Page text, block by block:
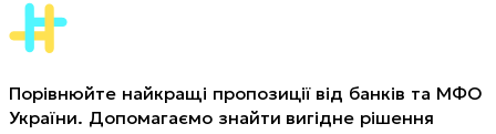
Порівнюйте найкращі пропозиції від банків та МФО
України. Допомагаємо знайти вигідне рішення